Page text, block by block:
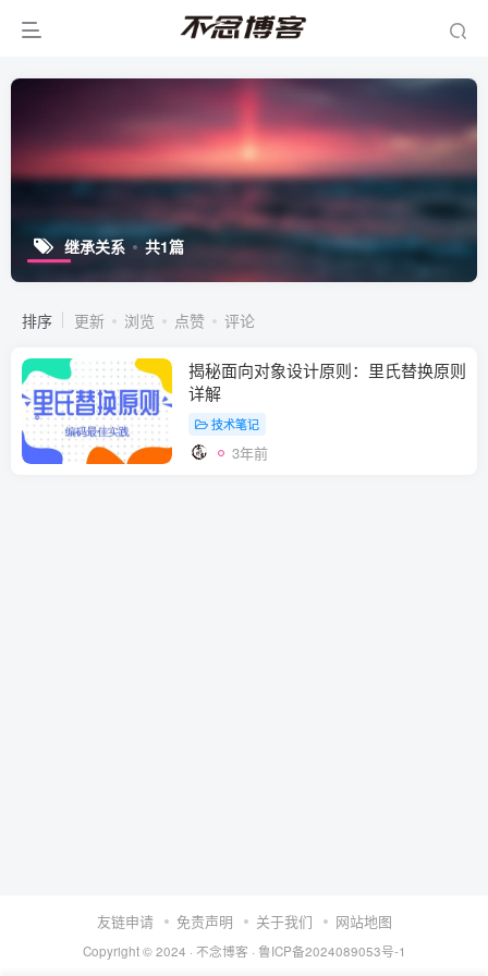
继承关系 共1篇
排序 更新 浏览 点赞 评论
揭秘面向对象设计原则：里氏替换原则
详解
技术笔记
3年前
友链申请 免责声明 关于我们 网站地图
Copyright © 2024 · 不念博客 · 鲁ICP备2024089053号-1